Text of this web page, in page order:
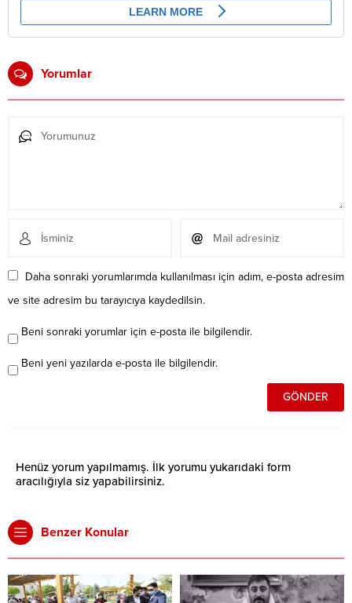
Yorumlar
Daha sonraki yorumlarımda kullanılması için adım, e-posta adresim
ve site adresim bu tarayıcıya kaydedilsin.
Beni sonraki yorumlar için e-posta ile bilgilendir.
Beni yeni yazılarda e-posta ile bilgilendir.
Henüz yorum yapılmamış. İlk yorumu yukarıdaki form
aracılığıyla siz yapabilirsiniz.
Benzer Konular